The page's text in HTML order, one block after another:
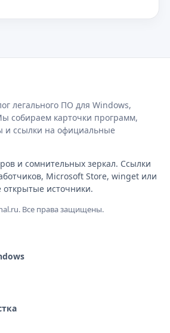
легального ПО для Windows,
собираем карточки программ,
и ссылки на официальные
и сомнительных зеркал. Ссылки
Microsoft Store, winget или
источники.
Все права защищены.